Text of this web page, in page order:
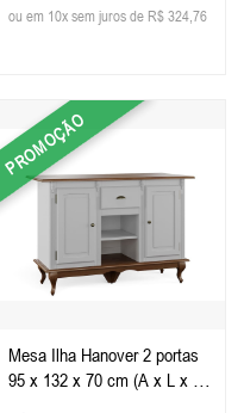
ou em 10x sem juros de R$ 324,76
PROMOÇÃO
Mesa Ilha Hanover 2 portas
95 x 132 x 70 cm (A x L x P)